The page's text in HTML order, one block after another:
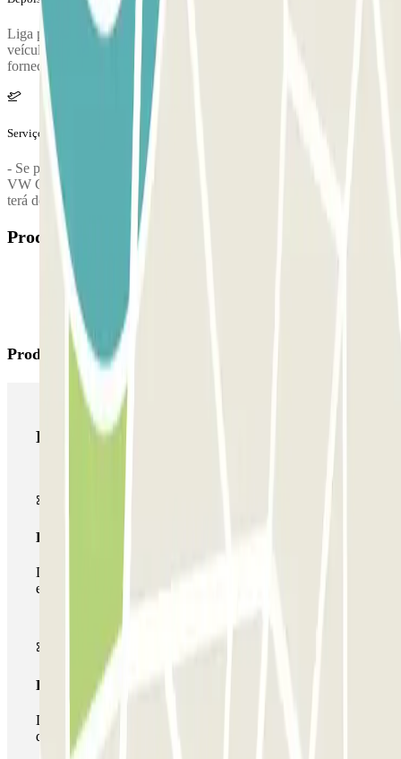
Liga para o parque de estacionamento para solicitares a entrega do
veículo. O número de telefone do parque de estacionamento será
fornecido assim que concluíres a reserva.
Serviços extra (não incluídos no preço)
- Se possui um veículo diferente de um carro (ex.: carrinhas como
VW Caravelle, Mercedes Vito, Opel Vivaro, autocaravanas, etc.),
terá de pagar um acréscimo de 30% no estacionamento.
Produtos disponíveis
Produtos Parclick
Produtos Parclick
Passe simples
Durante a sua estadia, só poderá entrar e sair do parque de
estacionamento uma vez.
Passe multiestacionamento
Durante a sua estadia, pode utilizar toda a rede de parques
de estacionamento deste operador disponível em Parclick.